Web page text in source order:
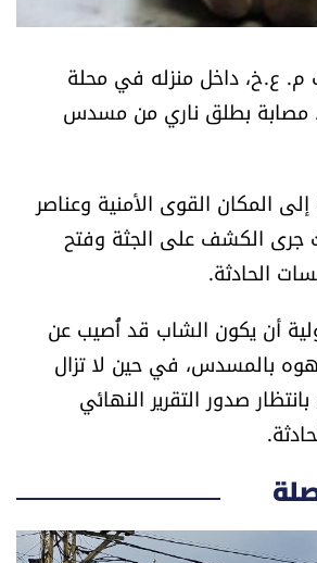
م. ع.خ، داخل منزله في محلة
مصابة بطلق ناري من مسدس
المكان القوى الأمنية وعناصر
جرى الكشف على الجثة وفتح
الحادثة.
أن يكون الشاب قد أُصيب عن
بالمسدس، في حين لا تزال
صدور التقرير النهائي